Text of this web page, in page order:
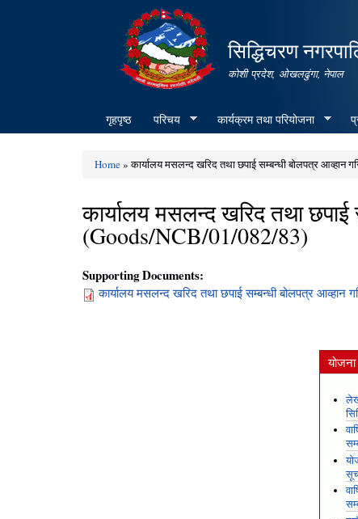
सिद्धिचरण
कोशी प्रदेश, ओखलढुंगा, नेपाल
गृहपृष्ठ परिचय कार्यक्रम तथा परियोजना
Home» कार्यालय मसलन्द खरिद तथा छपाई सम्बन्धी बोलपत्र
कार्यालय मसलन्द खरिद तथा
(Goods/NCB/01/082/83)
Supporting Documents:
कार्यालय मसलन्द खरिद तथा छपाई सम्बन्धी बोलपत्र आव्हान
योजना